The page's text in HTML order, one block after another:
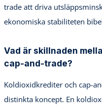
trade att driva
ekonomiska stabiliteten
Vad är skillnaden
cap-and-trade?
Koldioxidkrediter och cap-
distinkta koncept. En